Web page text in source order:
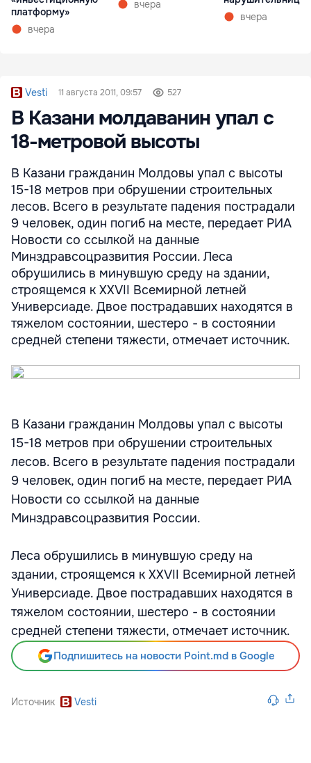
платформу»
вчера
вчера
вчера
Vesti 11 августа 2011, 09:57 527
В Казани молдаванин упал с
18-метровой высоты
В Казани гражданин Молдовы упал с высоты
15-18 метров при обрушении строительных
лесов. Всего в результате падения пострадали
9 человек, один погиб на месте, передает РИА
Новости со ссылкой на данные
Минздравсоцразвития России. Леса
обрушились в минувшую среду на здании,
строящемся к XXVII Всемирной летней
Универсиаде. Двое пострадавших находятся в
тяжелом состоянии, шестеро - в состоянии
средней степени тяжести, отмечает источник.
В Казани гражданин Молдовы упал с высоты
15-18 метров при обрушении строительных
лесов. Всего в результате падения пострадали
9 человек, один погиб на месте, передает РИА
Новости со ссылкой на данные
Минздравсоцразвития России.
Леса обрушились в минувшую среду на
здании, строящемся к XXVII Всемирной летней
Универсиаде. Двое пострадавших находятся в
тяжелом состоянии, шестеро - в состоянии
средней степени тяжести, отмечает источник.
Подпишитесь на новости Point.md в Google
Источник Vesti